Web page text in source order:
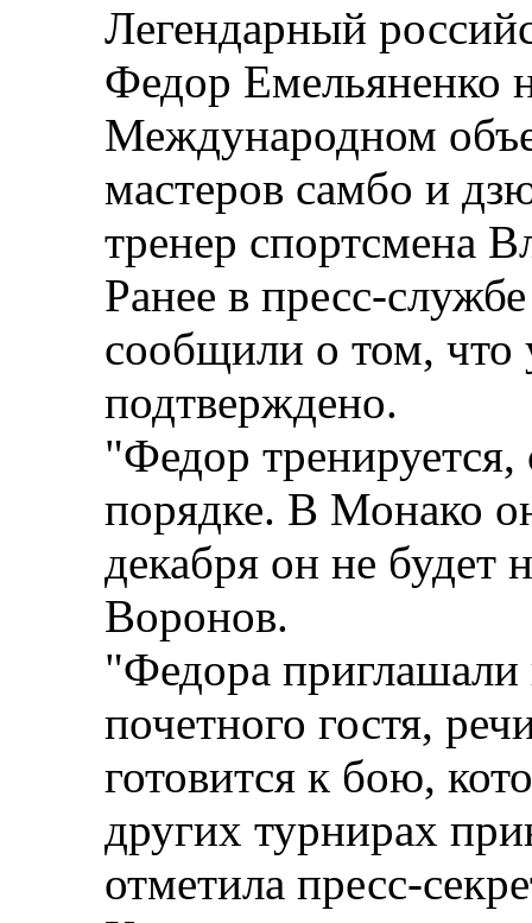
Легендарный
Федор Емельяненко
Международном
мастеров самбо и
тренер спортсмена
Ранее в пресс-
сообщили о том, что
подтверждено.
"Федор тренируется,
порядке. В Монако
декабря он не будет
Воронов.
"Федора приглашали
почетного гостя,
готовится к бою,
других турнирах
отметила пресс-